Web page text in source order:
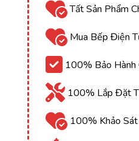
Tất Sản Phẩm
Mua Bếp Điện
100% Bảo Hành
100% Lắp Đặt
100% Khảo Sát